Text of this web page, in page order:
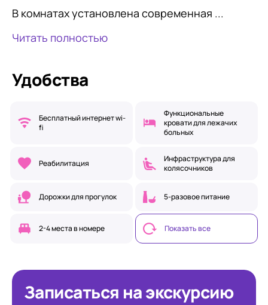
В комнатах установлена современная ...
Читать полностью
Удобства
Бесплатный интернет wi-
fi
Функциональные
кровати для лежачих
больных
Реабилитация
Инфраструктура для
колясочников
Дорожки для прогулок 5-разовое питание
2-4 места в номере Показать все
Записаться на экскурсию